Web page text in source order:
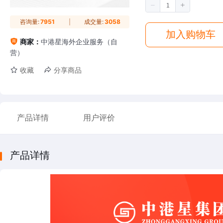
咨询量:7951 成交量:3058
商家： 中港星海外企业服务（自
营）
收藏 分享商品
加入购物车
产品详情 用户评价
产品详情